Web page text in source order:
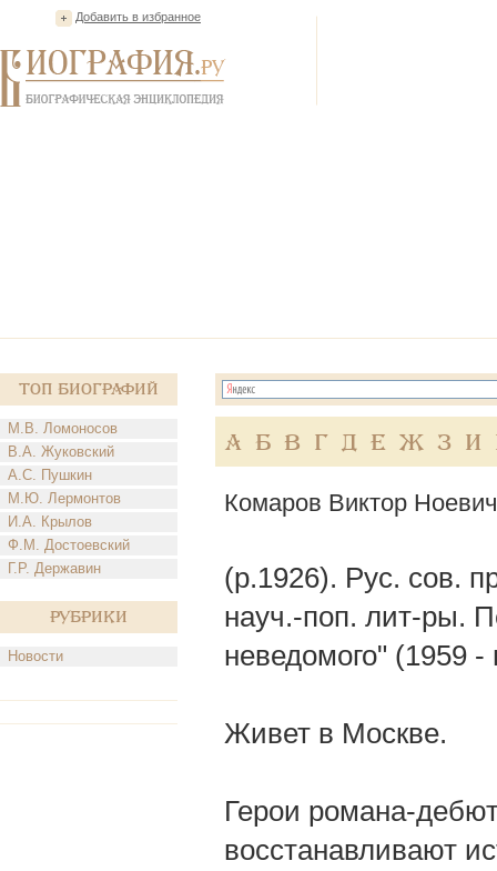
Добавить в избранное
Топ Биографий
М.В. Ломоносов
В.А. Жуковский
А.С. Пушкин
М.Ю. Лермонтов
И.А. Крылов
Ф.М. Достоевский
Г.Р. Державин
Рубрики
Новости
А Б В Г Д Е Ж З И
Комаров Виктор Ноевич
(р.1926). Рус. сов.
науч.-поп. лит-ры.
неведомого" (1959
Живет в Москве.
Герои романа-
восстанавливают